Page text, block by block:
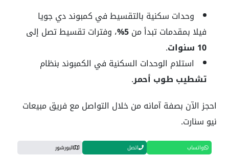
وحدات سكنية بالتقسيط في كمبوند دي جويا
فيلا بمقدمات تبدأ من5% ، وفترات تقسيط تصل إلى
10 سنوات
.
استلام الوحدات السكنية في الكمبوند بنظام
تشطيب طوب أحمر.
احجز الآن بصفة آمانه من خلال التواصل مع فريق مبيعات
نيو سنارت.
واتساب اتصل البورشور